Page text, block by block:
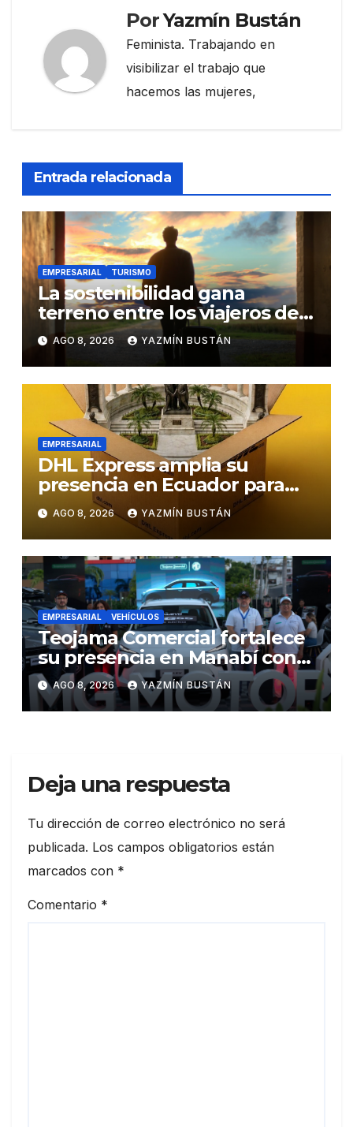
PorYazmín Bustán
Feminista. Trabajando en
visibilizar el trabajo que
hacemos las mujeres,
Entrada relacionada
EMPRESARIAL TURISMO
La sostenibilidad gana
terreno entre los viajeros de
negocios
AGO 8, 2026 YAZMÍN BUSTÁN
EMPRESARIAL
DHL Express amplia su
presencia en Ecuador para
responder al crecimiento de
las exportaciones
AGO 8, 2026 YAZMÍN BUSTÁN
EMPRESARIAL VEHÍCULOS
Teojama Comercial fortalece
su presencia en Manabí con
una apuesta por la movilidad
híbrida y eléctrica durante
ExpoAuto del Pacífico 2026
AGO 8, 2026 YAZMÍN BUSTÁN
Deja una respuesta
Tu dirección de correo electrónico no será
publicada. Los campos obligatorios están
marcados con *
Comentario *